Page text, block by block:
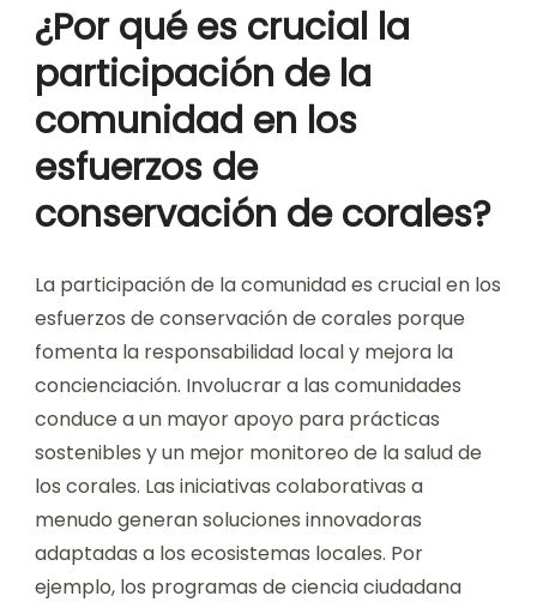
¿Por qué es crucial la
participación de la
comunidad en los
esfuerzos de
conservación de corales?
La participación de la comunidad es crucial en los
esfuerzos de conservación de corales porque
fomenta la responsabilidad local y mejora la
concienciación. Involucrar a las comunidades
conduce a un mayor apoyo para prácticas
sostenibles y un mejor monitoreo de la salud de
los corales. Las iniciativas colaborativas a
menudo generan soluciones innovadoras
adaptadas a los ecosistemas locales. Por
ejemplo, los programas de ciencia ciudadana